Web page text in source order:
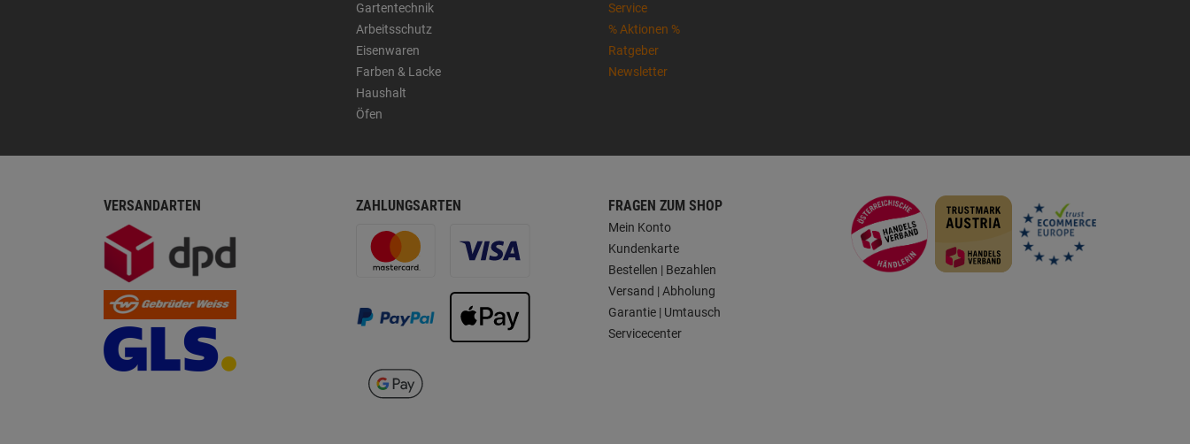
Gartentechnik
Arbeitsschutz
Eisenwaren
Farben & Lacke
Haushalt
Öfen
Service
% Aktionen %
Ratgeber
Newsletter
VERSANDARTEN ZAHLUNGSARTEN FRAGEN ZUM SHOP
Mein Konto
Kundenkarte
Bestellen | Bezahlen
Versand | Abholung
Garantie | Umtausch
Servicecenter